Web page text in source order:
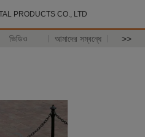
PRODUCTS CO., LTD
ভিডিও আমাদের সম্বন্ধে >>